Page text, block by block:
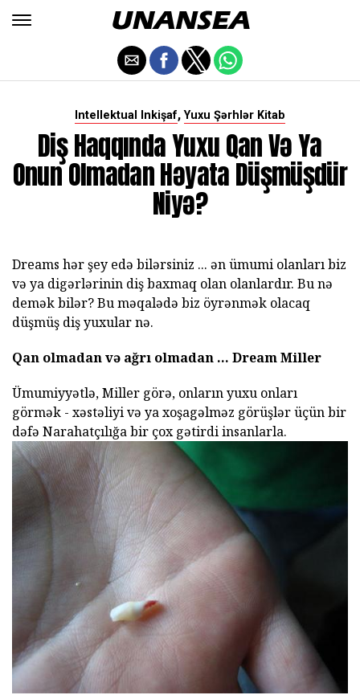
Intellektual Inkişaf,Yuxu Şərhlər Kitab
Diş Haqqında Yuxu Qan Və Ya
Onun Olmadan Həyata Düşmüşdür
Niyə?
Dreams hər şey edə bilərsiniz ... ən ümumi olanları biz
və ya digərlərinin diş baxmaq olan olanlardır. Bu nə
demək bilər? Bu məqalədə biz öyrənmək olacaq
düşmüş diş yuxular nə.
Qan olmadan və ağrı olmadan ... Dream Miller
Ümumiyyətlə, Miller görə, onların yuxu onları
görmək - xəstəliyi və ya xoşagəlməz görüşlər üçün bir
dəfə Narahatçılığa bir çox gətirdi insanlarla.